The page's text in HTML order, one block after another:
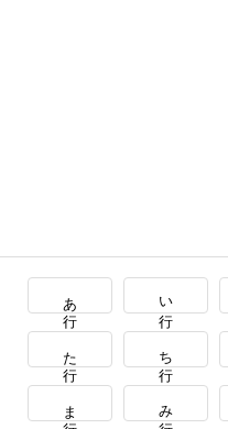
あ行 い行
た行 ち行
ま行 み行